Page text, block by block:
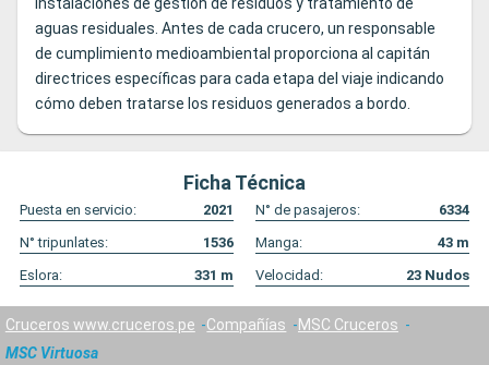
instalaciones de gestión de residuos y tratamiento de
aguas residuales. Antes de cada crucero, un responsable
de cumplimiento medioambiental proporciona al capitán
directrices específicas para cada etapa del viaje indicando
cómo deben tratarse los residuos generados a bordo.
Ficha Técnica
Puesta en servicio: 2021 N° de pasajeros:
6334
N° tripunlates:
1536 Manga: 43 m
Eslora:
331 m Velocidad: 23 Nudos
Cruceros www.cruceros.pe Compañías
MSC Cruceros
MSC Virtuosa